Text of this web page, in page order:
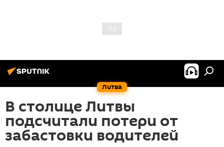
Литва
В столице Литвы
подсчитали потери от
забастовки водителей